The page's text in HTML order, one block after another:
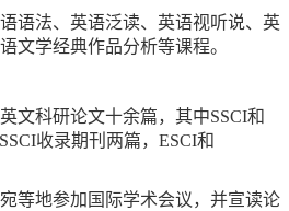
语法、英语泛读、英语视听说、英
文学经典作品分析等课程。
文科研论文十余篇，其中SSCI和
收录期刊两篇，ESCI和
等地参加国际学术会议，并宣读论